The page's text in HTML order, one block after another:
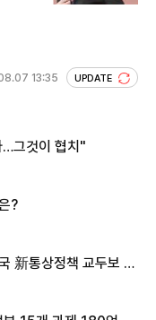
13:35 UPDATE
그것이 협치"
?
新통상정책 교두보 활